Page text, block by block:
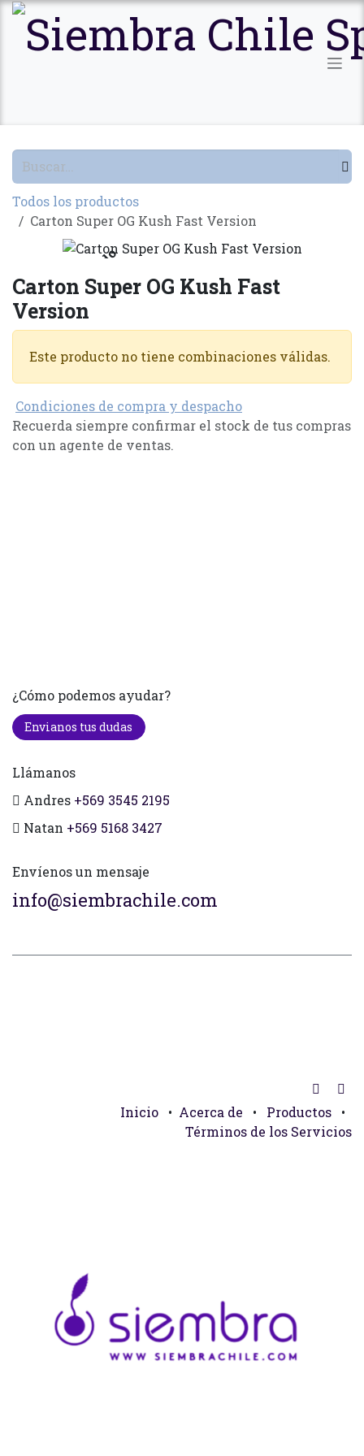
Ir al contenido
Todos los productos
Carton Super OG Kush Fast Version
Agotado
Carton Super OG Kush Fast
Version
Este producto no tiene combinaciones válidas.
Condiciones de compra y despacho
Recuerda siempre confirmar el stock de tus compras
con un agente de ventas.
¿Cómo podemos ayudar?
Envianos tus dudas
Llámanos
Andres +569 3545 2195
Natan +569 5168 3427
Envíenos un mensaje
info@siembrachile.com
Inicio • Acerca de • Productos
•
Términos de los Servicios